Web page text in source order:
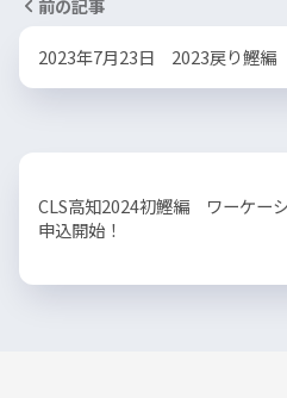
2023年7月23日 2023戻り鰹
CLS高知2024初鰹編 ワーケー
申込開始！